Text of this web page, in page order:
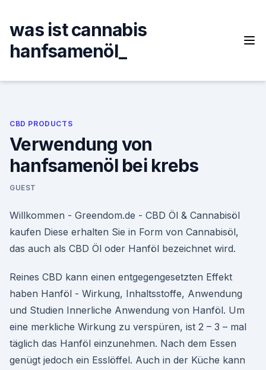
content
was ist cannabis
hanfsamenöl_
CBD PRODUCTS
Verwendung von
hanfsamenöl bei krebs
GUEST
Willkommen - Greendom.de - CBD Öl & Cannabisöl
kaufen Diese erhalten Sie in Form von Cannabisöl,
das auch als CBD Öl oder Hanföl bezeichnet wird.
Reines CBD kann einen entgegengesetzten Effekt
haben Hanföl - Wirkung, Inhaltsstoffe, Anwendung
und Studien Innerliche Anwendung von Hanföl. Um
eine merkliche Wirkung zu verspüren, ist 2 – 3 – mal
täglich das Hanföl einzunehmen. Nach dem Essen
genügt jedoch ein Esslöffel. Auch in der Küche kann